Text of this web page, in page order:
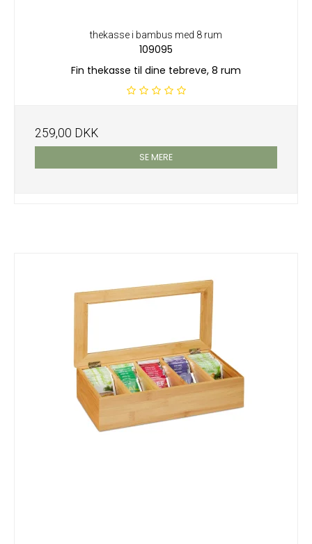
thekasse i bambus med 8 rum
109095
Fin thekasse til dine tebreve, 8 rum
259,00 DKK
SE MERE